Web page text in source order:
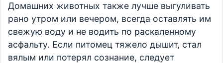
Домашних животных также лучше выгуливать
рано утром или вечером, всегда оставлять им
свежую воду и не водить по раскаленному
асфальту. Если питомец тяжело дышит, стал
вялым или потерял сознание, следует